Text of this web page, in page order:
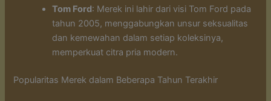
Tom Ford: Merek ini lahir dari visi Tom Ford pada
tahun 2005, menggabungkan unsur seksualitas
dan kemewahan dalam setiap koleksinya,
memperkuat citra pria modern.
Popularitas Merek dalam Beberapa Tahun Terakhir